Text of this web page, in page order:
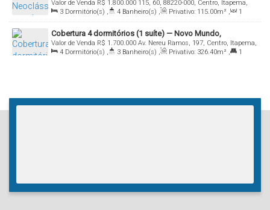
Empreendimento Exclusivo de Apenas 2 Unidades por
Andar
R$ 1.800.000
Valor de Venda
115, 60, 88220-000, Centro, Itapema,
Santa Catarina, Brasil
3 Dormitório(s) , 4 Banheiro(s) , Privativo: 115.00m² ,
1
Sala(s) , 3 Suíte(s) , Total: 115.00m² , 2 Vaga(s)
Cobertura 4 dormitórios (1 suíte) — Novo Mundo,
Itapema/SC
R$ 1.700.000
Valor de Venda
Av. Nereu Ramos, 197, Centro, Itapema,
Santa Catarina, Brasil
4 Dormitório(s) , 3 Banheiro(s) , Privativo: 326.40m² ,
1